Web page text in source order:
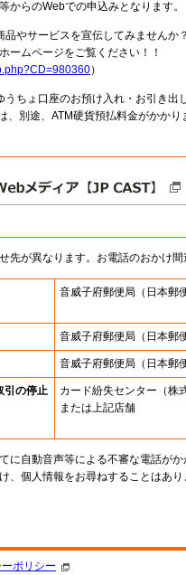
らのWebでの申込みとなります。
やサービスを宣伝してみませんか？
ームページをご覧ください！！
）
ちょ口座のお預け入れ・お引き出
別途、ATM硬貨預払料金がかかり
が異なります。お電話のおかけ間
音威子府郵便局 （日本郵
音威子府郵便局 （日本郵
音威子府郵便局 （日本郵
引の停止 カード紛失センター （株
または上記店舗
に自動音声等による不審な電話がか
、個人情報をお尋ねすることはあり
ポリシー